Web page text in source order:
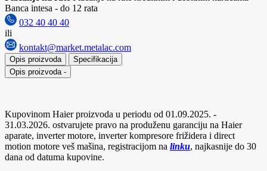
Banca intesa - do 12 rata
032 40 40 40
ili
kontakt@market.metalac.com
Opis proizvoda
Specifikacija
Opis proizvoda -
Kupovinom Haier proizvoda u periodu od 01.09.2025. -
31.03.2026. ostvarujete pravo na produženu garanciju na Haier
aparate, inverter motore, inverter kompresore frižidera i direct
motion motore veš mašina, registracijom na linku, najkasnije do 30
dana od datuma kupovine.